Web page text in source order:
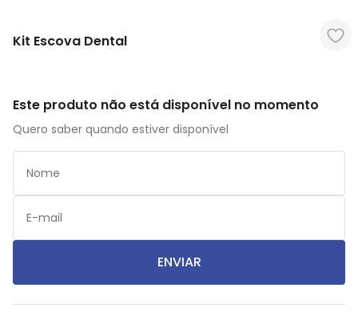
Kit Escova Dental
Este produto não está disponível no momento
Quero saber quando estiver disponível
ENVIAR